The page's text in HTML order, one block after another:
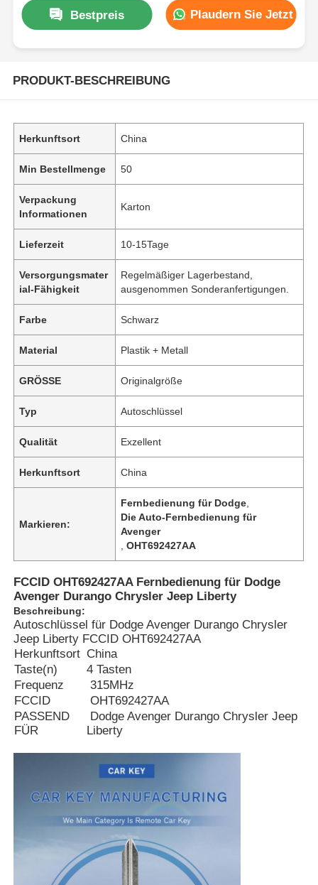
Bestpreis Plaudern Sie Jetzt
PRODUKT-BESCHREIBUNG
Herkunftsort China
Min Bestellmenge 50
Verpackung
Informationen
Karton
Lieferzeit 10-15Tage
Versorgungsmater
ial-Fähigkeit
Regelmäßiger Lagerbestand,
ausgenommen Sonderanfertigungen.
Farbe Schwarz
Material Plastik + Metall
GRÖSSE Originalgröße
Typ Autoschlüssel
Qualität Exzellent
Herkunftsort China
Markieren:
Fernbedienung für Dodge
Die Auto-Fernbedienung für
Avenger
,OHT692427AA
FCCID OHT692427AA Fernbedienung für Dodge
Avenger Durango Chrysler Jeep Liberty
Beschreibung:
Autoschlüssel für Dodge Avenger Durango Chrysler
Jeep Liberty FCCID OHT692427AA
Herkunftsort China
Taste(n)
4 Tasten
Frequenz
315MHz
FCCID
OHT692427AA
PASSEND
FÜR
Dodge Avenger Durango Chrysler Jeep
Liberty